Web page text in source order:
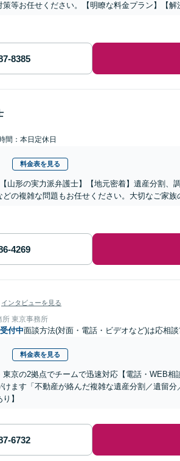
等お任せください。【明瞭な料金プラン】【解
間：本日定休日
料金表を見る
【山形の実力派弁護士】【地元密着】遺産分割、
の複雑な問題もお任せください。大切なご家族
インタビューを見る
所 東京事務所
付中面談方法(対面・電話・ビデオなど)は応相談
料金表を見る
東京の2拠点でチームで迅速対応【電話・WEB
けます「不動産が絡んだ複雑な遺産分割／遺留
】